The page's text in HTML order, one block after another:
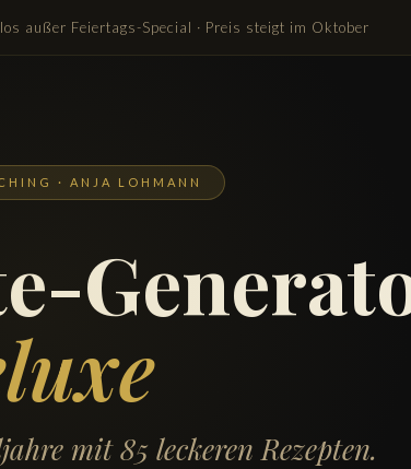
außer Feiertags-Special · Preis steigt im Oktober
· ANJA LOHMANN
mit 85 leckeren Rezepten.